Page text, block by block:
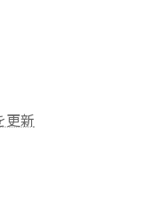
更新